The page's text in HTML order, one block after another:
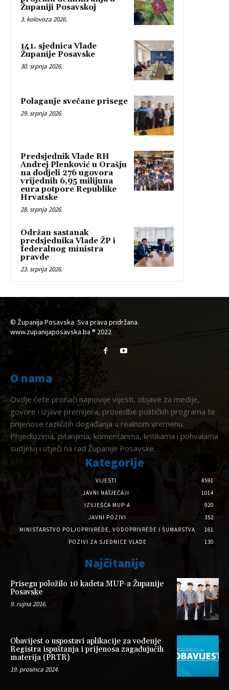
Županiji Posavskoj
3. kolovoza 2026.
141. sjednica Vlade
Županije Posavske
30. srpnja 2026.
Polaganje svečane prisege
29. srpnja 2026.
Predsjednik Vlade RH
Andrej Plenković u Orašju
na dodjeli 276 ugovora
vrijednih 6,95 milijuna
eura potpore Republike
Hrvatske
28. srpnja 2026.
Održan sastanak
predsjednika Vlade ŽP i
federalnog ministra
pravde
23. srpnja 2026.
© Županija Posavska. Sva prava pridržana.
www.zupanijaposavska.ba ® 2022
O nama
Ovdje ćete pronaći najnovije vijesti, objave za medije,
govore i izjave premijera, provedbe političkih programa te
prijenose različitih događanja u realnom vremenu.
Prijedlozima, pitanjima, komentarima, kritikama i pohvalama
sudjeluj i utječi na rad Županije Posavske.
Kategorije
VIJESTI
4591
JAVNI NATJEČAJI
1014
IZVJEŠĆA MUP-A
920
JAVNI POZIVI
352
MINISTARSTVO POLJOPRIVREDE, VODOPRIVREDE I ŠUMARSTVA
161
POZIVI ZA SJEDNICE VLADE
130
Najčitanije
Prisegu položilo 10 kadeta MUP-a Županije
Posavske
9. rujna 2016.
Obavijest o uspostavi aplikacije za vođenje
Registra ispuštanja i prijenosa zagađujućih
materija (PRTR)
19. prosinca 2024.